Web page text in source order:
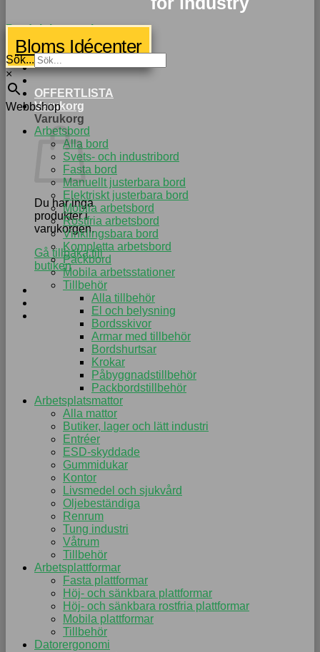
033-
15 70
75
OFFERTLISTA
Varukorg
Varukorg
Du har inga
produkter i
varukorgen.
Gå tillbaka till
butiken
Produktkategorier
Bloms Idécenter
Sök...
×
Webbshop
Arbetsbord
Alla bord
Svets- och industribord
Fasta bord
Manuellt justerbara bord
Elektriskt justerbara bord
Mobila arbetsbord
Rostfria arbetsbord
Vinklingsbara bord
Kompletta arbetsbord
Packbord
Mobila arbetsstationer
Tillbehör
Alla tillbehör
El och belysning
Bordsskivor
Armar med tillbehör
Bordshurtsar
Krokar
Påbyggnadstillbehör
Packbordstillbehör
Arbetsplatsmattor
Alla mattor
Butiker, lager och lätt industri
Entréer
ESD-skyddade
Gummidukar
Kontor
Livsmedel och sjukvård
Oljebeständiga
Renrum
Tung industri
Våtrum
Tillbehör
Arbetsplattformar
Fasta plattformar
Höj- och sänkbara plattformar
Höj- och sänkbara rostfria plattformar
Mobila plattformar
Tillbehör
Datorergonomi